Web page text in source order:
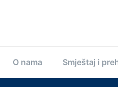
O nama Smještaj i